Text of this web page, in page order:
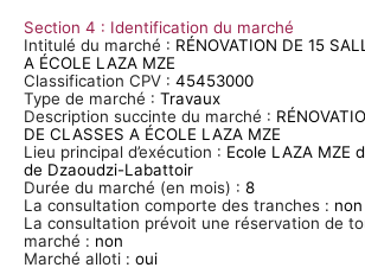
Section 4 : Identification du marché
Intitulé du marché : RÉNOVATION DE 15
A ÉCOLE LAZA MZE
Classification CPV : 45453000
Type de marché : Travaux
Description succinte du marché :
DE CLASSES A ÉCOLE LAZA MZE
Lieu principal d’exécution : Ecole LAZA MZE
de Dzaoudzi-Labattoir
Durée du marché (en mois) : 8
La consultation comporte des tranches : non
La consultation prévoit une réservation de
marché : non
Marché alloti : oui